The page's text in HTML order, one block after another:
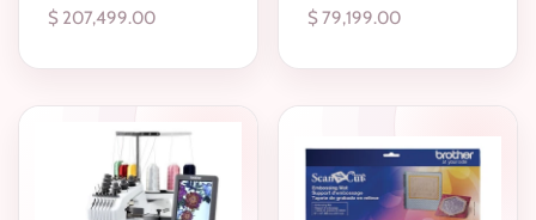
Precio
$ 207,499.00
Precio
$ 79,199.00